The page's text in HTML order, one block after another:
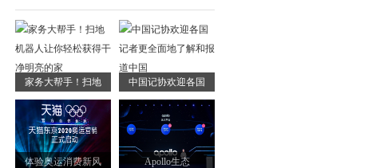
家务大帮手！扫地 中国记协欢迎各国
体验奥运消费新风 Apollo生态